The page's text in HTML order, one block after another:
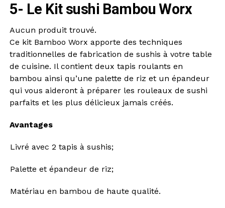
5- Le Kit sushi Bambou Worx
Aucun produit trouvé.
Ce kit Bamboo Worx apporte des techniques
traditionnelles de fabrication de sushis à votre table
de cuisine. Il contient deux tapis roulants en
bambou ainsi qu’une palette de riz et un épandeur
qui vous aideront à préparer les rouleaux de sushi
parfaits et les plus délicieux jamais créés.
Avantages
Livré avec 2 tapis à sushis;
Palette et épandeur de riz;
Matériau en bambou de haute qualité.